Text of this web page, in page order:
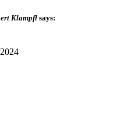
Klampflsays: